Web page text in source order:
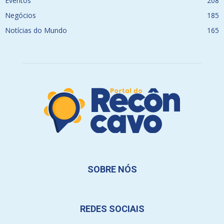
Negócios
185
Notícias do Mundo
165
SOBRE NÓS
REDES SOCIAIS